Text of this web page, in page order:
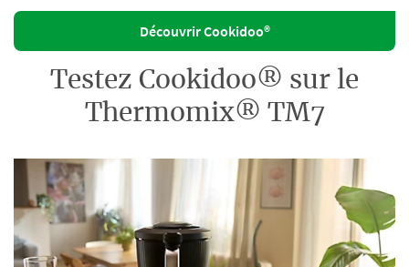
Découvrir Cookidoo®
Testez Cookidoo® sur le
Thermomix® TM7